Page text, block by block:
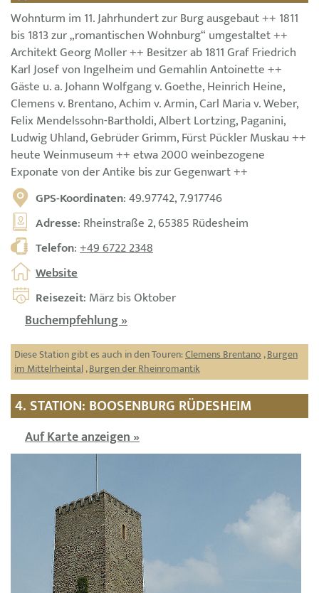
Wohnturm im 11. Jahrhundert zur Burg ausgebaut ++ 1811
bis 1813 zur „romantischen Wohnburg“ umgestaltet ++
Architekt Georg Moller ++ Besitzer ab 1811 Graf Friedrich
Karl Josef von Ingelheim und Gemahlin Antoinette ++
Gäste u. a. Johann Wolfgang v. Goethe, Heinrich Heine,
Clemens v. Brentano, Achim v. Armin, Carl Maria v. Weber,
Felix Mendelssohn-Bartholdi, Albert Lortzing, Paganini,
Ludwig Uhland, Gebrüder Grimm, Fürst Pückler Muskau ++
heute Weinmuseum ++ etwa 2000 weinbezogene
Exponate von der Antike bis zur Gegenwart ++
GPS-Koordinaten: 49.97742, 7.917746
Adresse: Rheinstraße 2, 65385 Rüdesheim
Telefon:+49 6722 2348
Website
Reisezeit: März bis Oktober
Buchempfehlung »
Diese Station gibt es auch in den Touren:Clemens Brentano,Burgen
im Mittelrheintal,Burgen der Rheinromantik
4. STATION: BOOSENBURG RÜDESHEIM
Auf Karte anzeigen »